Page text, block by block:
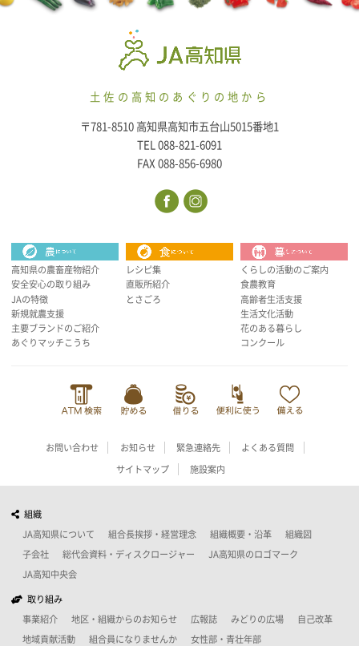
土佐の高知のあぐりの地から
〒781-8510 高知県高知市五台山5015番地1
TEL 088-821-6091
FAX 088-856-6980
高知県の農畜産物紹介
安全安心の取り組み
JAの特徴
新規就農支援
主要ブランドのご紹介
あぐりマッチこうち
レシピ集
直販所紹介
とさごろ
くらしの活動のご案内
食農教育
高齢者生活支援
生活文化活動
花のある暮らし
コンクール
お問い合わせ お知らせ 緊急連絡先 よくある質問
サイトマップ 施設案内
組織
JA高知県について 組合長挨拶・経営理念 組織概要・沿革 組織図
子会社 総代会資料・ディスクロージャー JA高知県のロゴマーク
JA高知中央会
取り組み
事業紹介 地区・組織からのお知らせ 広報誌 みどりの広場 自己改革
地域貢献活動 組合員になりませんか 女性部・青壮年部